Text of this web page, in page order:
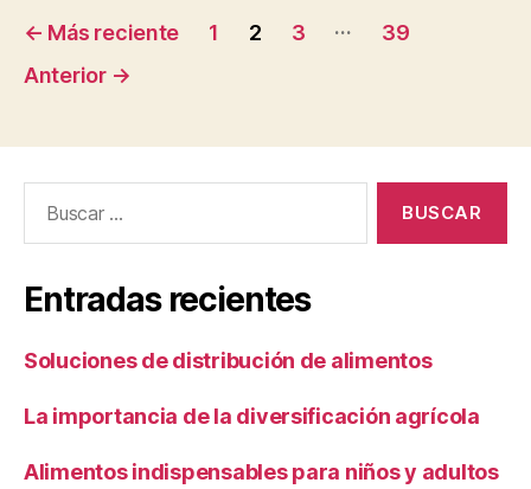
Paginación
de
← Más reciente 1 2 3 …
39
Anterior →
Entradas recientes
Soluciones de distribución de alimentos
La importancia de la diversificación agrícola
Alimentos indispensables para niños y adultos